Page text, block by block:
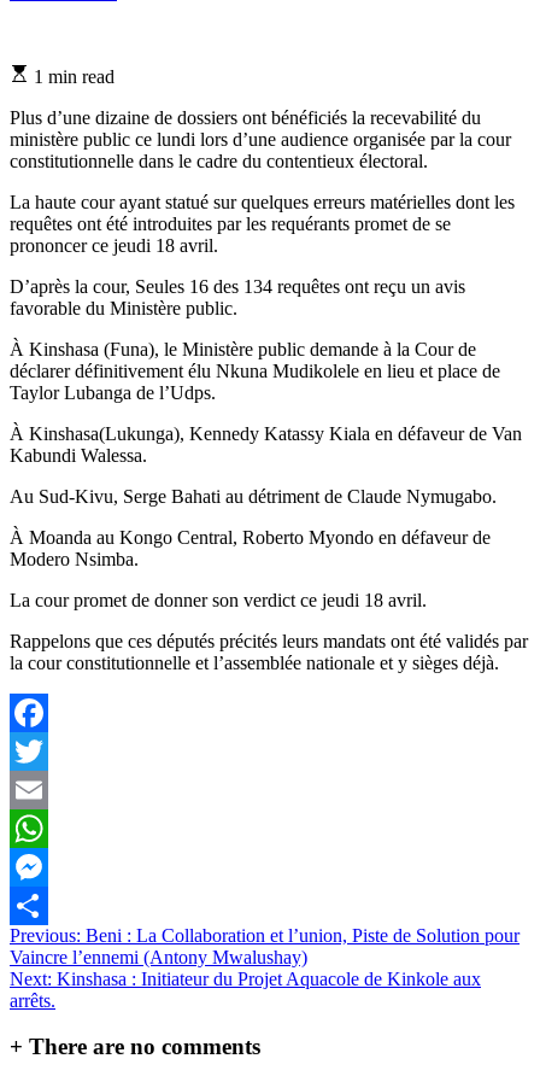
Estimated
time
1 min read
Plus d’une dizaine de dossiers ont bénéficiés la recevabilité du
ministère public ce lundi lors d’une audience organisée par la cour
constitutionnelle dans le cadre du contentieux électoral.
La haute cour ayant statué sur quelques erreurs matérielles dont les
requêtes ont été introduites par les requérants promet de se
prononcer ce jeudi 18 avril.
D’après la cour, Seules 16 des 134 requêtes ont reçu un avis
favorable du Ministère public.
À Kinshasa (Funa), le Ministère public demande à la Cour de
déclarer définitivement élu Nkuna Mudikolele en lieu et place de
Taylor Lubanga de l’Udps.
À Kinshasa(Lukunga), Kennedy Katassy Kiala en défaveur de Van
Kabundi Walessa.
Au Sud-Kivu, Serge Bahati au détriment de Claude Nymugabo.
À Moanda au Kongo Central, Roberto Myondo en défaveur de
Modero Nsimba.
La cour promet de donner son verdict ce jeudi 18 avril.
Rappelons que ces députés précités leurs mandats ont été validés par
la cour constitutionnelle et l’assemblée nationale et y sièges déjà.
Facebook
Twitter
Email
WhatsApp
Messenger
Partager
Navigation
de
l’article
Previous: Beni : La Collaboration et l’union, Piste de Solution pour
Vaincre l’ennemi (Antony Mwalushay)
Next: Kinshasa : Initiateur du Projet Aquacole de Kinkole aux
arrêts.
+ There are no comments